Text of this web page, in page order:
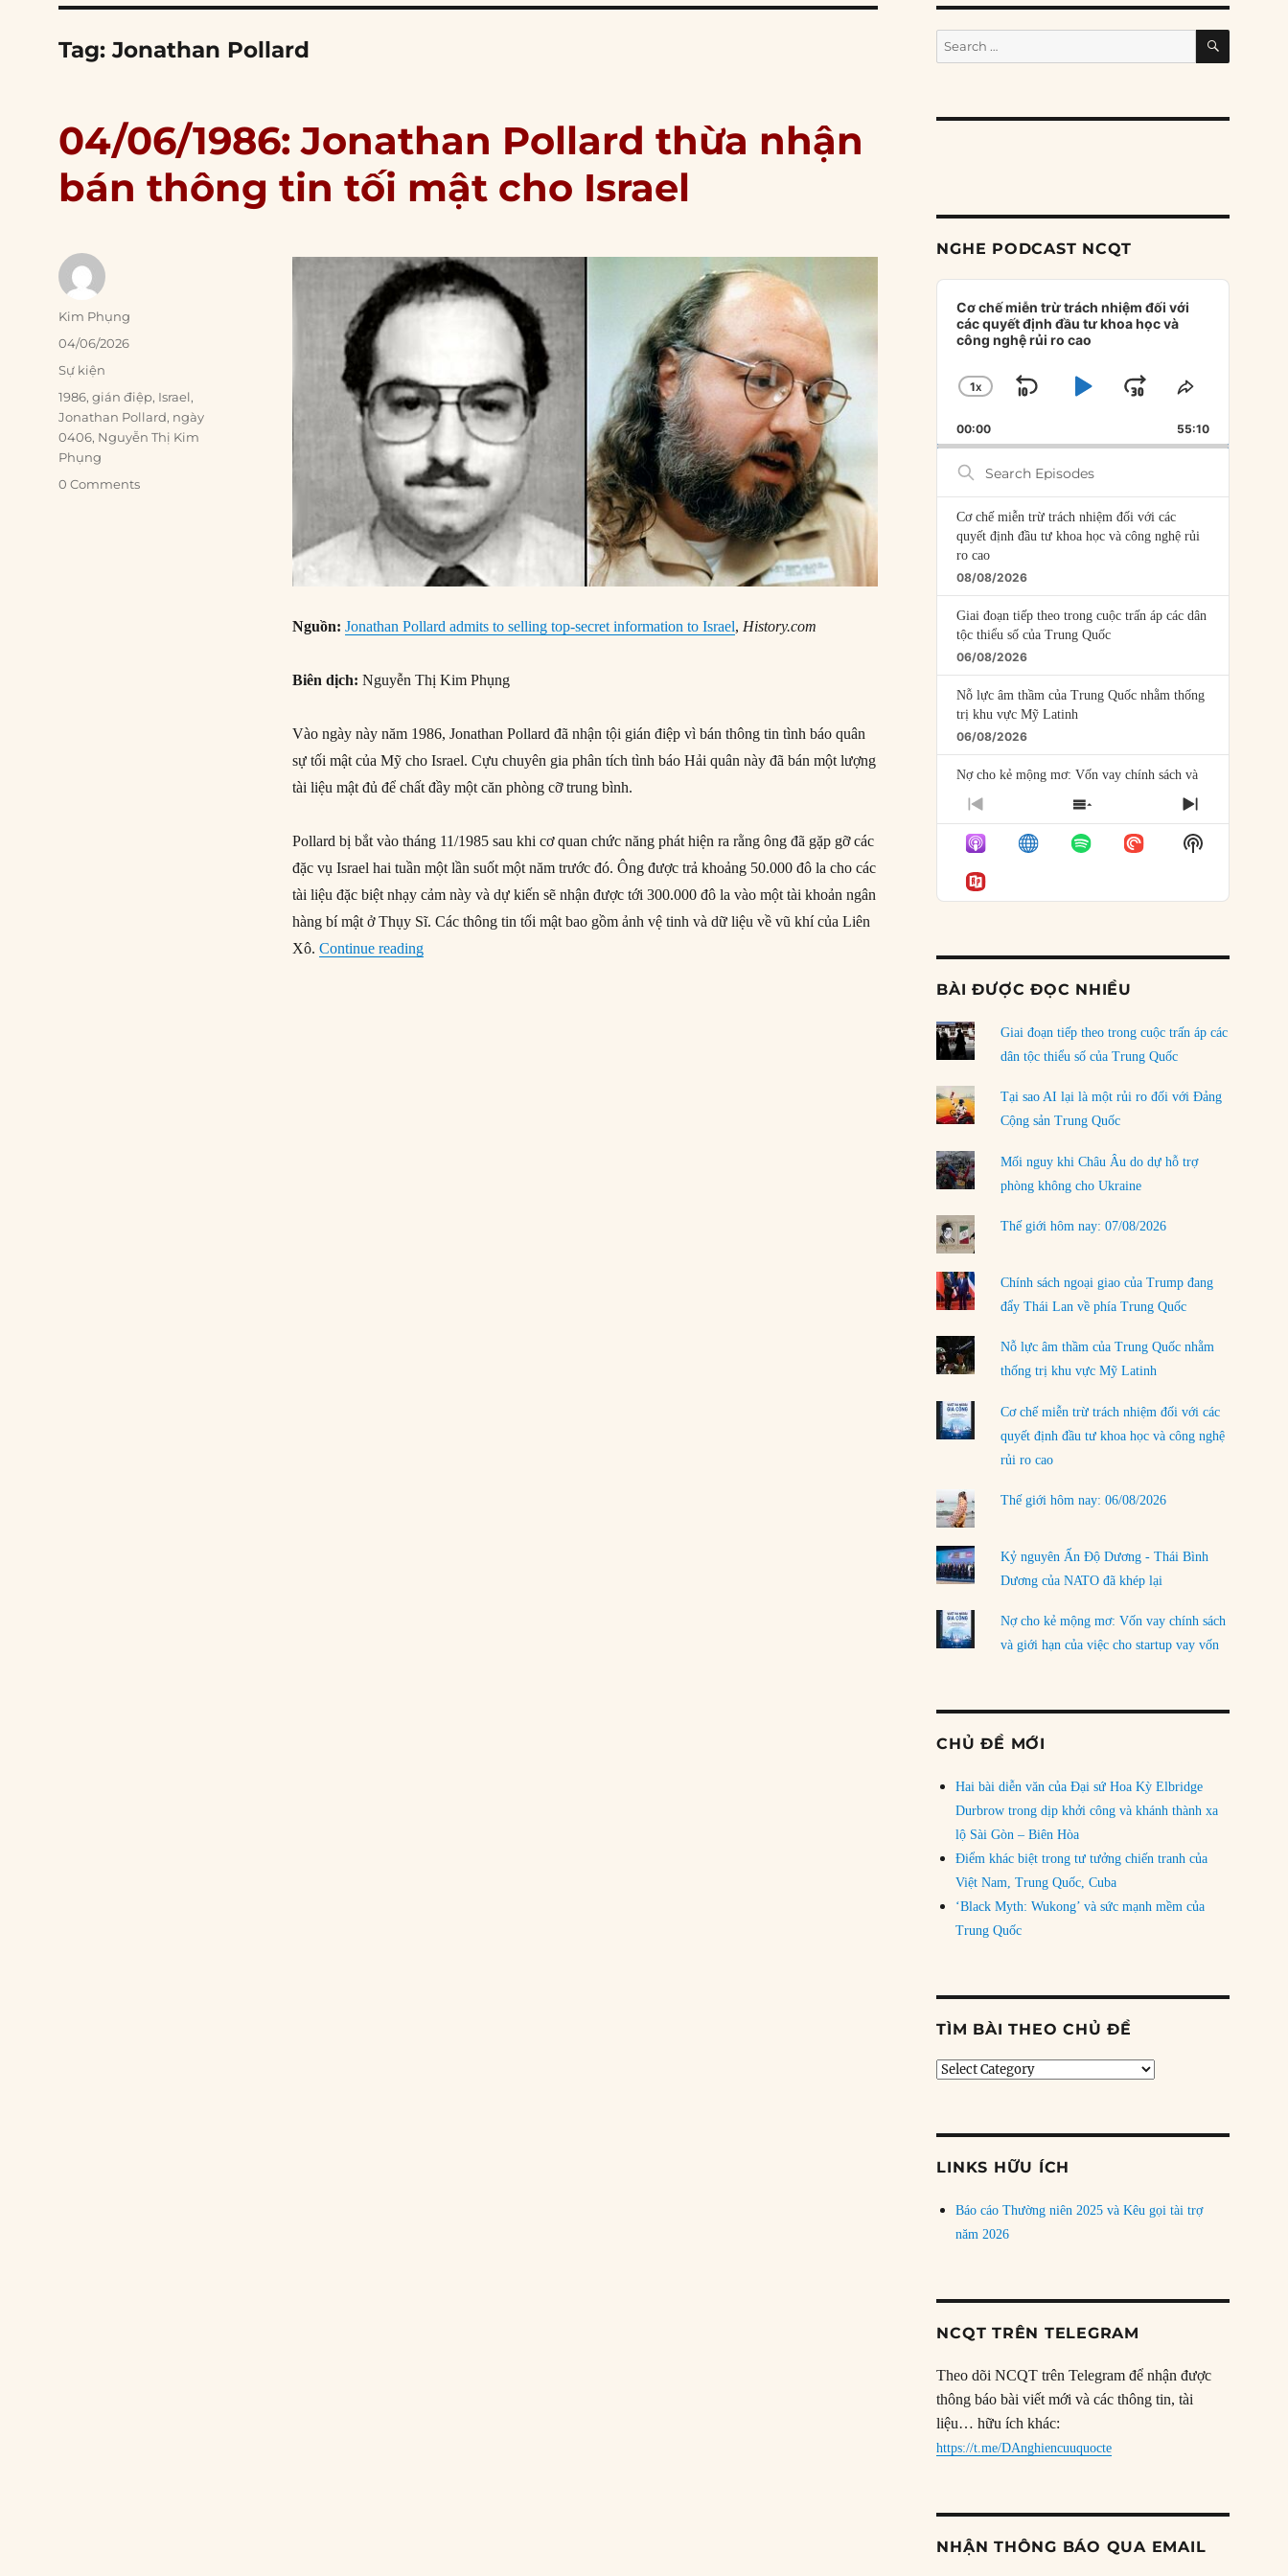
Tag:Jonathan Pollard
04/06/1986: Jonathan Pollard thừa nhận
bán thông tin tối mật cho Israel
Nguồn:Jonathan Pollard admits to selling top-secret information to Israel, History.com
Biên dịch: Nguyễn Thị Kim Phụng
Vào ngày này năm 1986, Jonathan Pollard đã nhận tội gián điệp vì bán thông tin tình báo quân
sự tối mật của Mỹ cho Israel. Cựu chuyên gia phân tích tình báo Hải quân này đã bán một lượng
tài liệu mật đủ để chất đầy một căn phòng cỡ trung bình.
Pollard bị bắt vào tháng 11/1985 sau khi cơ quan chức năng phát hiện ra rằng ông đã gặp gỡ các
đặc vụ Israel hai tuần một lần suốt một năm trước đó. Ông được trả khoảng 50.000 đô la cho các
tài liệu đặc biệt nhạy cảm này và dự kiến sẽ nhận được tới 300.000 đô la vào một tài khoản ngân
hàng bí mật ở Thụy Sĩ. Các thông tin tối mật bao gồm ảnh vệ tinh và dữ liệu về vũ khí của Liên
Xô.Continue reading“04/06/1986: Jonathan Pollard thừa nhận bán thông tin tối mật cho Israel”
Author
Kim Phụng
Posted
04/06/2026
Categories
Sự kiện
Tags
1986,gián điệp, Israel,
Jonathan Pollard, ngày
0406, Nguyễn Thị Kim
Phụng
0 Comments
Search
for:
SEARCH
NGHE PODCAST NCQT
Audio
Player
Cơ chế miễn trừ trách nhiệm đối với
các quyết định đầu tư khoa học và
công nghệ rủi ro cao
CHANGE
RATE
1X
SKIP
BACKWARD
PLAYJUMP
FORWARD
SHARE
EPISODE
00:00 55:10
Search
Episodes
Cơ chế miễn trừ trách nhiệm đối với các
quyết định đầu tư khoa học và công nghệ rủi
ro cao
08/08/2026
Giai đoạn tiếp theo trong cuộc trấn áp các dân
tộc thiểu số của Trung Quốc
06/08/2026
Nỗ lực âm thầm của Trung Quốc nhằm thống
trị khu vực Mỹ Latinh
06/08/2026
Nợ cho kẻ mộng mơ: Vốn vay chính sách và
giới hạn của việc cho startup vay vốn
Mỹ Latinh đang trở thành “phòng thí nghiệm”
của phe cánh hữu mới
04/08/2026
Ngoại trưởng Nhật Bản?
Dương
03/08/2026
Đặt cược vào thất bại: Các quỹ đầu tư mạo
hiểm quốc gia và khía cạnh chính trị của vốn
02/08/2026
Làm thế nào để kết thúc Chiến tranh Iran?
01/08/2026
Chiến lược kế tiếp của Bắc Kinh ở Biển Đông
31/07/2026
LOAD MORE
PREVIOUS
EPISODE
SHOW
EPISODES
LIST
NEXT
EPISODE
Show
Podcast
BÀI ĐƯỢC ĐỌC NHIỀU
Giai đoạn tiếp theo trong cuộc trấn áp các
dân tộc thiểu số của Trung Quốc
Tại sao AI lại là một rủi ro đối với Đảng
Cộng sản Trung Quốc
Mối nguy khi Châu Âu do dự hỗ trợ
phòng không cho Ukraine
Thế giới hôm nay: 07/08/2026
Chính sách ngoại giao của Trump đang
đẩy Thái Lan về phía Trung Quốc
Nỗ lực âm thầm của Trung Quốc nhằm
thống trị khu vực Mỹ Latinh
Cơ chế miễn trừ trách nhiệm đối với các
quyết định đầu tư khoa học và công nghệ
rủi ro cao
Thế giới hôm nay: 06/08/2026
Kỷ nguyên Ấn Độ Dương - Thái Bình
Dương của NATO đã khép lại
Nợ cho kẻ mộng mơ: Vốn vay chính sách
và giới hạn của việc cho startup vay vốn
CHỦ ĐỀ MỚI
Hai bài diễn văn của Đại sứ Hoa Kỳ Elbridge
Durbrow trong dịp khởi công và khánh thành xa
lộ Sài Gòn – Biên Hòa
Điểm khác biệt trong tư tưởng chiến tranh của
Việt Nam, Trung Quốc, Cuba
‘Black Myth: Wukong’ và sức mạnh mềm của
Trung Quốc
TÌM BÀI THEO CHỦ ĐỀ
Tìm
LINKS HỮU ÍCH
Báo cáo Thường niên 2025 và Kêu gọi tài trợ
năm 2026
NCQT TRÊN TELEGRAM
Theo dõi NCQT trên Telegram để nhận được
thông báo bài viết mới và các thông tin, tài
liệu… hữu ích khác:
https://t.me/DAnghiencuuquocte
NHẬN THÔNG BÁO QUA EMAIL